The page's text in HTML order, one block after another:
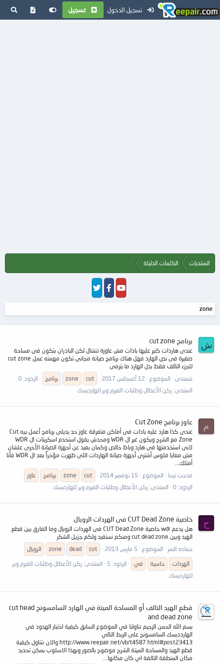
تسجيل الدخول تسجيل
المنتديات الكلمات الدليلة
zone
ش برنامج cut zone
عندى هاردات كتير عليها بادات مش عاوزة تتشال لكن البادران بتكون فى مساحة
صغيرة فى نص الهارد فهل هناك برنامج صيانة مجانى تكون مهمته عمل cut zone
للجزء التالف فقط بدل الهارد ما يترمى
شمندى
الموضوع 12 أغسطس 2017 cut
zone برنامج
الردود: 0
المنتدى: ركن الأعطال وطلبات الفيرم وير للهارديسك
م عاوز برنامج Cut Zone
عندى كذا هارد عليه بادات فى أماكن متفرقة عاوز حد يديلى برنامج أعمل بيه Cut
Zone مع الشرح ويكون غير ال WDR ومحدش يقول استخدم اسكربتات ال WDR
لانى استخدمتها فى هارد وباظ خالص وكمان بعيد عن أجهزة الصيانة الأخرى علشان
مش معايا فلوس أشترى أجهزة صيانة الهاردات اللى ظهرت مؤخراً بعد ال WDR فأنا
أمتلك...
مدحت تيحا
الموضوع 15 نوفمبر 2014 cut
zone برنامج
عاوز
الردود: 0
المنتدى: ركن الأعطال وطلبات الفيرم وير للهارديسك
ح خاصية CUT Dead Zone فى الهردات الرويال
هل يدعم wdr خاصية CUT Dead Zone فى الهردات الرويال وما الفارق بين قطع
الهيد وبين cut dead zone ومنكم نستفيد ولكم جزيل الشكر
حماده النمر
الموضوع 5 مارس 2013 cut
dead
zone
الرويال
الهردات
حاسية في الردود: 5 المنتدى: ركن الأعطال وطلبات الفيرم وير
للهارديسك
قطع الهيد التالف أو المساحة الميتة في الهارد السامسونج cut head
and dead zone
بسم الله الحمن الرحيم تناولنا في الموضوع السابق كيفية اختبار الهدود في
الهاردديسك السامسونج على الربط التالي
http://www.reepair.net/vb/t4587.html#post23413 والان نتناول كيفية
قطع الهيد والمساحة الميتة الشرح موضوح بالصور وبهذا الاسلوب يمكن تحديد
مكان المنطقة التالفة اي كان مكانها...